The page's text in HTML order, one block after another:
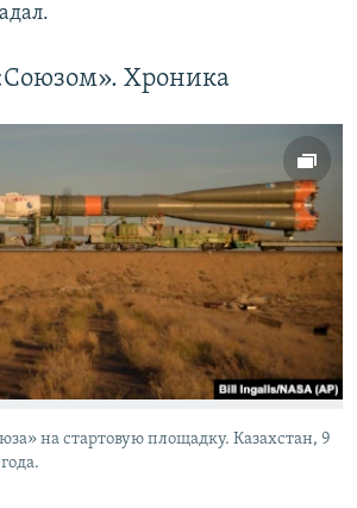
Хроника
на стартовую площадку. Казахстан, 9